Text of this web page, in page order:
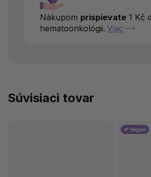
Nákupom prispievate 1 Kč
hematoonkológii. Viac
Súvisiaci tovar
🌱 Vegan